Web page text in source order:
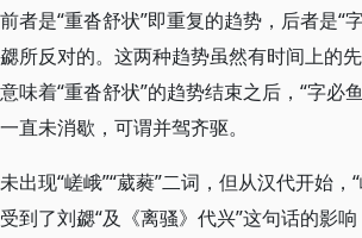
者是“重沓舒状”即重复的趋势，后者是“
所反对的。这两种趋势虽然有时间上的
味着“重沓舒状”的趋势结束之后，“字必
直未消歇，可谓并驾齐驱。
出现“嵯峨”“葳蕤”二词，但从汉代开始，
到了刘勰“及《离骚》代兴”这句话的影